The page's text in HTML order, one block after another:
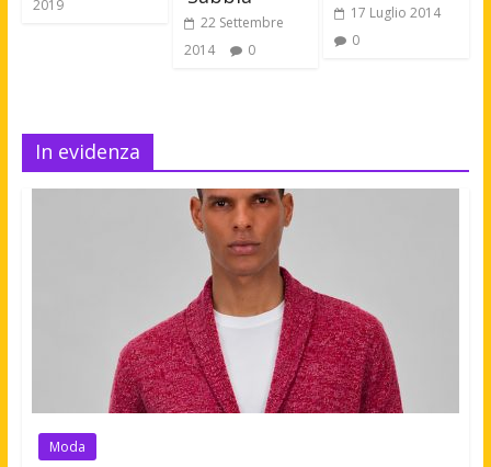
2019
22 Settembre
2014
0
17 Luglio 2014
0
In evidenza
Moda